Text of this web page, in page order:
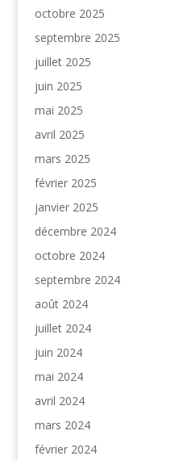
octobre 2025
septembre 2025
juillet 2025
juin 2025
mai 2025
avril 2025
mars 2025
février 2025
janvier 2025
décembre 2024
octobre 2024
septembre 2024
août 2024
juillet 2024
juin 2024
mai 2024
avril 2024
mars 2024
février 2024